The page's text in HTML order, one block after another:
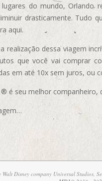
do mundo, Orlando
drasticamente. Tudo
aqui.
realização dessa viagem
que você vai comprar
em até 10x sem juros, ou
é seu melhor companheiro,
Disney company Universal Studios,